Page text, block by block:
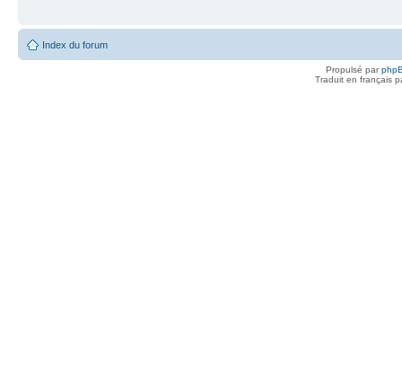
Index du forum
Propulsé par
Traduit en français